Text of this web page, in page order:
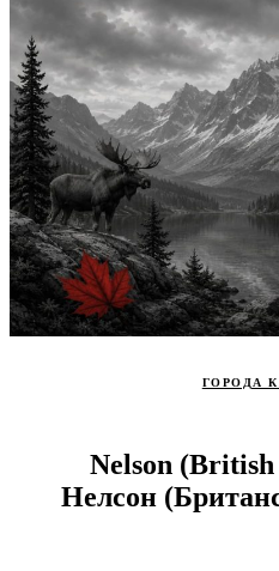
ГОРОДА
Nelson
Нелсон